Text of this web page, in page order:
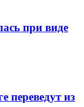
при виде
переведут из